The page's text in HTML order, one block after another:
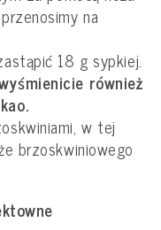
na
18 g sypkiej.
również
w tej
brzoskwiniowego